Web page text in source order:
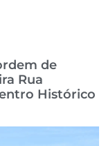
de
Rua
Histórico